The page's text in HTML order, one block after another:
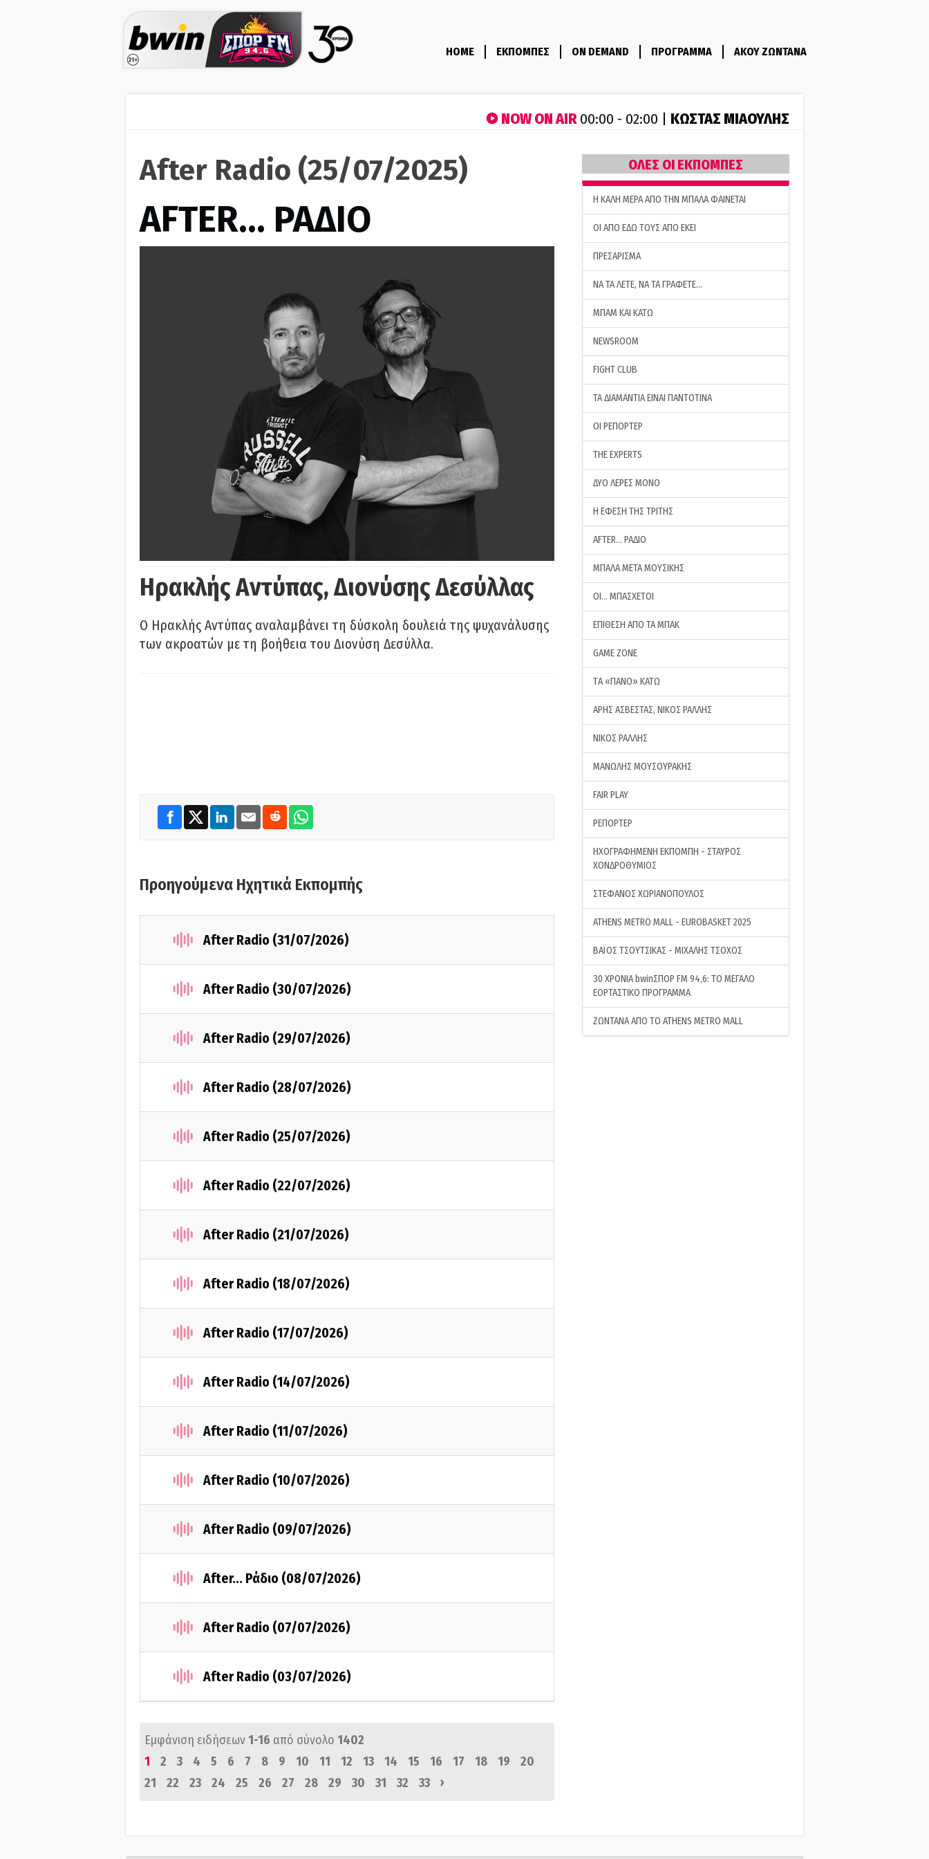
HOME ΕΚΠΟΜΠΕΣ ON DEMAND ΠΡΟΓΡΑΜΜΑ ΑΚΟΥ ΖΩΝΤΑΝΑ
NOW ON AIR00:00 - 02:00 | ΚΩΣΤΑΣ ΜΙΑΟΥΛΗΣ
After Radio (25/07/2025)
AFTER… ΡΑΔΙΟ
Ηρακλής Αντύπας, Διονύσης Δεσύλλας
Ο Ηρακλής Αντύπας αναλαμβάνει τη δύσκολη δουλειά της ψυχανάλυσης
των ακροατών με τη βοήθεια του Διονύση Δεσύλλα.
Προηγούμενα Ηχητικά Εκπομπής
After Radio (31/07/2026)
After Radio (30/07/2026)
After Radio (29/07/2026)
After Radio (28/07/2026)
After Radio (25/07/2026)
After Radio (22/07/2026)
After Radio (21/07/2026)
After Radio (18/07/2026)
After Radio (17/07/2026)
After Radio (14/07/2026)
After Radio (11/07/2026)
After Radio (10/07/2026)
After Radio (09/07/2026)
After... Ράδιο (08/07/2026)
After Radio (07/07/2026)
After Radio (03/07/2026)
Εμφάνιση ειδήσεων1-16 από σύνολο 1402
1
2 3 4 5 6 7 8 9 10 11 12 13 14 15 16 17 18 19
20
21
22 23 24 25 26 27 28 29 30 31 32 33 ›
ΟΛΕΣ ΟΙ ΕΚΠΟΜΠΕΣ
H ΚΑΛΗ ΜΕΡΑ ΑΠΟ ΤΗΝ ΜΠΑΛΑ ΦΑΙΝΕΤΑΙ
ΟΙ ΑΠΟ ΕΔΩ ΤΟΥΣ ΑΠΟ ΕΚΕΙ
ΠΡΕΣΑΡΙΣΜΑ
ΝΑ ΤΑ ΛΕΤΕ, ΝΑ ΤΑ ΓΡΑΦΕΤΕ…
ΜΠΑΜ ΚΑΙ ΚΑΤΩ
NEWSROOM
FIGHT CLUB
ΤΑ ΔΙΑΜΑΝΤΙΑ ΕΙΝΑΙ ΠΑΝΤΟΤΙΝΑ
ΟΙ ΡΕΠΟΡΤΕΡ
THE EXPERTS
ΔΥΟ ΛΕΡΕΣ ΜΟΝΟ
Η ΕΦΕΣΗ ΤΗΣ ΤΡΙΤΗΣ
AFTER… ΡΑΔΙΟ
ΜΠΑΛΑ ΜΕΤΑ ΜΟΥΣΙΚΗΣ
ΟΙ… ΜΠΑΣΧΕΤΟΙ
ΕΠΙΘΕΣΗ ΑΠΟ ΤΑ ΜΠΑΚ
GAME ZONE
ΤA «ΠΑΝΟ» ΚΑΤΩ
ΑΡΗΣ ΑΣΒΕΣΤΑΣ, ΝΙΚΟΣ ΡΑΛΛΗΣ
ΝΙΚΟΣ ΡΑΛΛΗΣ
ΜΑΝΩΛΗΣ ΜΟΥΣΟΥΡΑΚΗΣ
FAIR PLAY
ΡΕΠΟΡΤΕΡ
ΗΧΟΓΡΑΦΗΜΕΝΗ ΕΚΠΟΜΠΗ - ΣΤΑΥΡΟΣ
ΧΟΝΔΡΟΘΥΜΙΟΣ
ΣΤΕΦΑΝΟΣ ΧΩΡΙΑΝΟΠΟΥΛΟΣ
ATHENS METRO MALL - EUROBASKET 2025
ΒΑΪΟΣ ΤΣΟΥΤΣΙΚΑΣ - ΜΙΧΑΛΗΣ ΤΣΟΧΟΣ
30 ΧΡΟΝΙΑ bwinΣΠΟΡ FM 94,6: ΤΟ ΜΕΓΑΛΟ
ΕΟΡΤΑΣΤΙΚΟ ΠΡΟΓΡΑΜΜΑ
ΖΩΝΤΑΝΑ ΑΠΟ ΤΟ ATHENS METRO MALL